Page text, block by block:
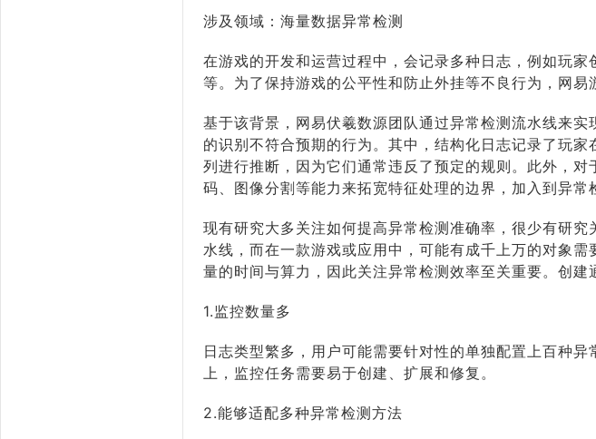
涉及领域：海量数据异常检测
在游戏的开发和运营过程中，会记录多种日志，例如玩
等。为了保持游戏的公平性和防止外挂等不良行为，网易
基于该背景，网易伏羲数源团队通过异常检测流水线来
的识别不符合预期的行为。其中，结构化日志记录了玩
列进行推断，因为它们通常违反了预定的规则。此外，
码、图像分割等能力来拓宽特征处理的边界，加入到异常
现有研究大多关注如何提高异常检测准确率，很少有研
水线，而在一款游戏或应用中，可能有成千上万的对象
量的时间与算力，因此关注异常检测效率至关重要。创建
1.监控数量多
日志类型繁多，用户可能需要针对性的单独配置上百种
上，监控任务需要易于创建、扩展和修复。
2.能够适配多种异常检测方法